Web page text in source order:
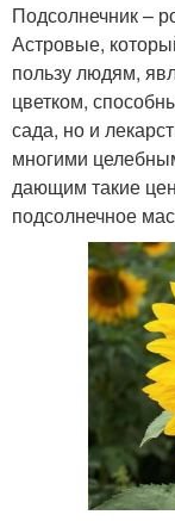
Подсолнечник –
Астровые,
пользу людям,
цветком,
сада, но и
многими
дающим такие
подсолнечное